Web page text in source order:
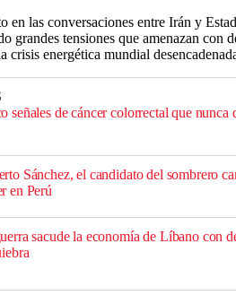
en las conversaciones entre Irán y
grandes tensiones que amenazan con
crisis energética mundial
señales de cáncer colorrectal que nunca
Sánchez, el candidato del sombrero
en Perú
sacude la economía de Líbano con